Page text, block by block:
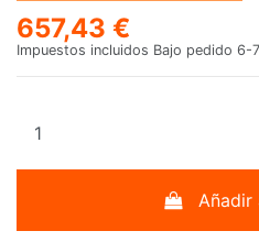
657,43 €
Impuestos incluidos Bajo pedido 6-
Añadir